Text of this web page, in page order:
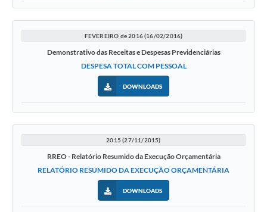
FEVEREIRO de 2016 (16/02/2016)
Demonstrativo das Receitas e Despesas Previdenciárias
DESPESA TOTAL COM PESSOAL
DOWNLOADS
2015 (27/11/2015)
RREO - Relatório Resumido da Execução Orçamentária
RELATÓRIO RESUMIDO DA EXECUÇÃO ORÇAMENTÁRIA
DOWNLOADS